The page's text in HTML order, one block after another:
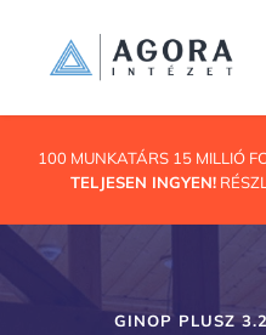
100 MUNKATÁRS 15 MILLIÓ
TELJESEN INGYEN!
GINOP PLUSZ